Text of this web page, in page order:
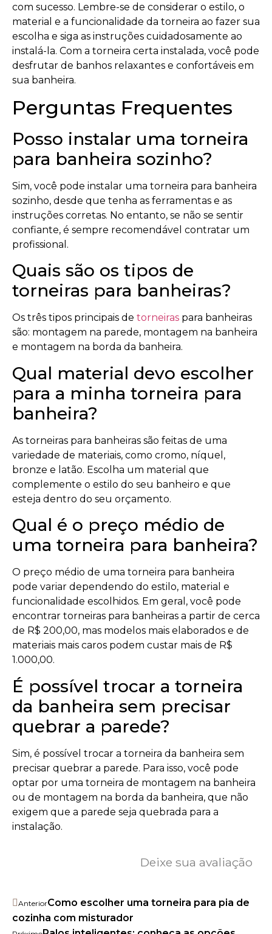
com sucesso. Lembre-se de considerar o estilo, o
material e a funcionalidade da torneira ao fazer sua
escolha e siga as instruções cuidadosamente ao
instalá-la. Com a torneira certa instalada, você pode
desfrutar de banhos relaxantes e confortáveis ​​em
sua banheira.
Perguntas Frequentes
Posso instalar uma torneira
para banheira sozinho?
Sim, você pode instalar uma torneira para banheira
sozinho, desde que tenha as ferramentas e as
instruções corretas. No entanto, se não se sentir
confiante, é sempre recomendável contratar um
profissional.
Quais são os tipos de
torneiras para banheiras?
Os três tipos principais de torneiras para banheiras
são: montagem na parede, montagem na banheira
e montagem na borda da banheira.
Qual material devo escolher
para a minha torneira para
banheira?
As torneiras para banheiras são feitas de uma
variedade de materiais, como cromo, níquel,
bronze e latão. Escolha um material que
complemente o estilo do seu banheiro e que
esteja dentro do seu orçamento.
Qual é o preço médio de
uma torneira para banheira?
O preço médio de uma torneira para banheira
pode variar dependendo do estilo, material e
funcionalidade escolhidos. Em geral, você pode
encontrar torneiras para banheiras a partir de cerca
de R$ 200,00, mas modelos mais elaborados e de
materiais mais caros podem custar mais de R$
1.000,00.
É possível trocar a torneira
da banheira sem precisar
quebrar a parede?
Sim, é possível trocar a torneira da banheira sem
precisar quebrar a parede. Para isso, você pode
optar por uma torneira de montagem na banheira
ou de montagem na borda da banheira, que não
exigem que a parede seja quebrada para a
instalação.
Deixe sua avaliação
AnteriorComo escolher uma torneira para pia de
cozinha com misturador